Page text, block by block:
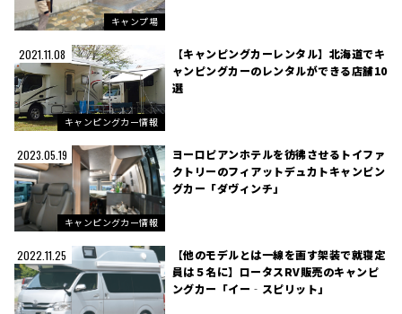
キャンプ場
2021.11.08
キャンピングカー情報
【キャンピングカーレンタル】北海道でキ
ャンピングカーのレンタルができる店舗10
選
2023.05.19
キャンピングカー情報
ヨーロピアンホテルを彷彿させるトイファ
クトリーのフィアットデュカトキャンピン
グカー「ダヴィンチ」
2022.11.25
【他のモデルとは一線を画す架装で就寝定
員は５名に】ロータスRV販売のキャンピ
ングカー「イー‐スピリット」